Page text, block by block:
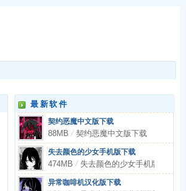
最新软件
契约恶魔中文版下载
88MB/ 契约恶魔中文版下载
失去颜色的少女手机版下载
474MB/ 失去颜色的少女手机版下载
异常咖啡机汉化版下载